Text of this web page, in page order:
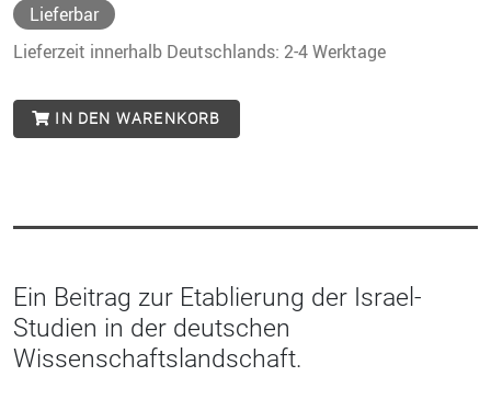
Lieferbar
Lieferzeit innerhalb Deutschlands: 2-4 Werktage
IN DEN WARENKORB
Ein Beitrag zur Etablierung der Israel-
Studien in der deutschen
Wissenschaftslandschaft.